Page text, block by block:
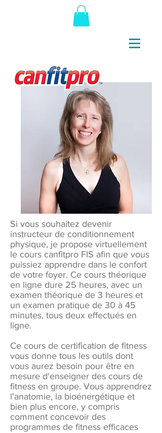
Si vous souhaitez devenir
instructeur de conditionnement
physique, je propose virtuellement
le cours canfitpro FIS afin que vous
puissiez apprendre dans le confort
de votre foyer. Ce cours théorique
en ligne dure 25 heures, avec un
examen théorique de 3 heures et
un examen pratique de 30 à 45
minutes, tous deux effectués en
ligne.
Ce cours de certification de fitness
vous donne tous les outils dont
vous aurez besoin pour être en
mesure d'enseigner des cours de
fitness en groupe. Vous apprendrez
l'anatomie, la bioénergétique et
bien plus encore, y compris
comment concevoir des
programmes de fitness efficaces